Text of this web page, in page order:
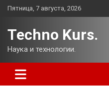
Перейти
Пятница, 7 августа, 2026
Techno Kurs.
Наука и технологии.